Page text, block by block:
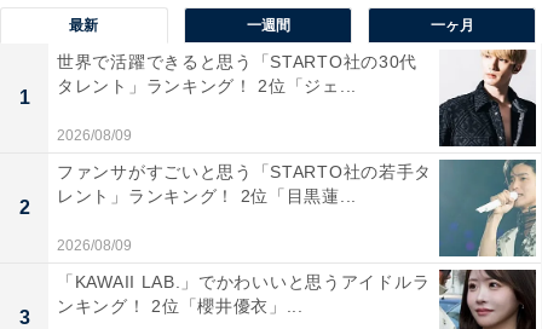
同率2位：日原鍾乳洞／42票
最新 一週間 一ヶ月
1
世界で活躍できると思う「STARTO社の30代
タレント」ランキング！ 2位「ジェ...
2026/08/09
2
ファンサがすごいと思う「STARTO社の若手タ
レント」ランキング！ 2位「目黒蓮...
2026/08/09
3
「KAWAII LAB.」でかわいいと思うアイドルラ
ンキング！ 2位「櫻井優衣」...